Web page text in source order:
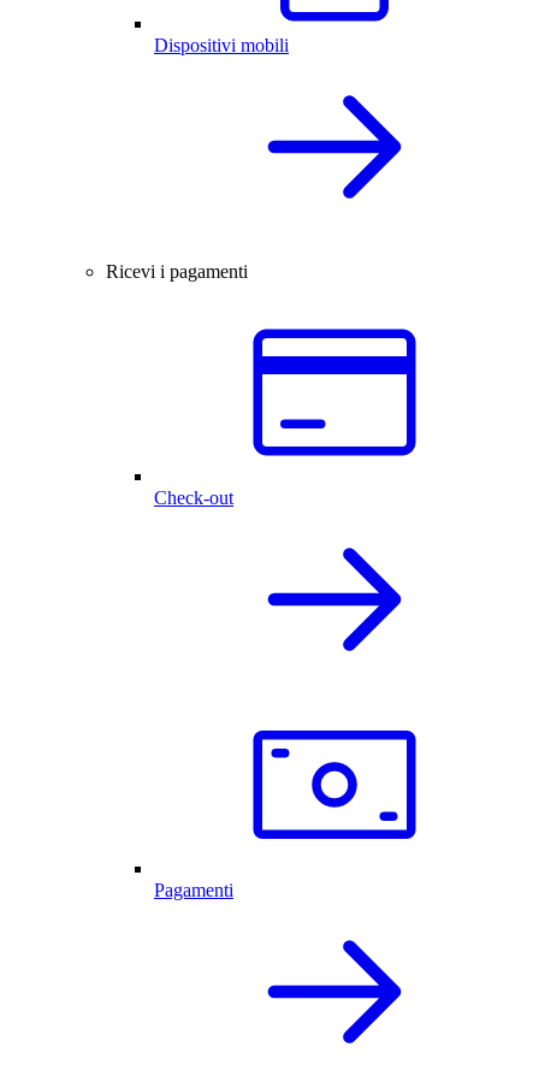
Dispositivi mobili
Ricevi i pagamenti
Check-out
Pagamenti